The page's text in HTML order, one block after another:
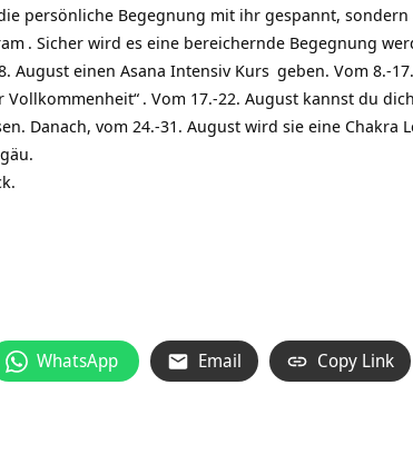
persönliche Begegnung mit ihr gespannt,
. Sicher wird es eine bereichernde Begegnung
August einen Asana Intensiv Kurs geben. Vom 8.-
Vollkommenheit“ . Vom 17.-22. August kannst du
Danach, vom 24.-31. August wird sie eine Chakra
WhatsApp Email Copy Link